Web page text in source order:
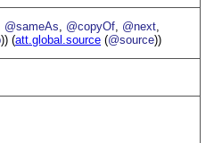
@sameAs @copyOf @next
)) (att.global.source (@source))